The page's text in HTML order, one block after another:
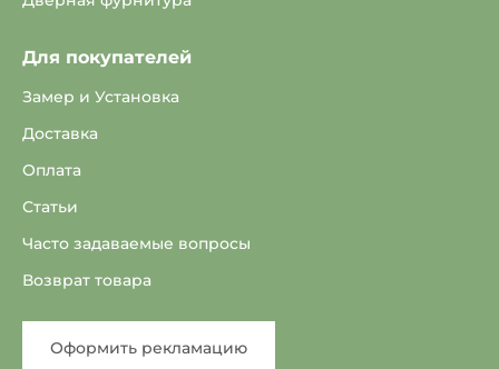
Для покупателей
Замер и Установка
Доставка
Оплата
Статьи
Часто задаваемые вопросы
Возврат товара
Оформить рекламацию